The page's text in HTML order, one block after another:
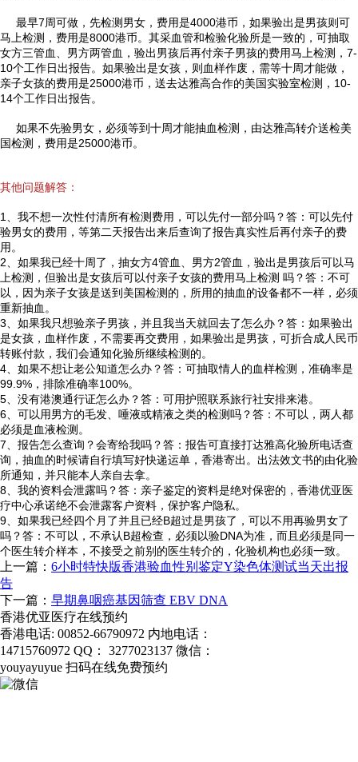
最早7周可做，先检测男女，费用是4000港币，如果验出是男孩则可
马上检测，费用是8000港币。其采血管和检验化验所是一致的，可抽取
女方三管血、男方两管血，验出男孩后再付亲子男孩的费用马上检测，7-
10个工作日出报告。如果验出是女孩，则血样作废，需等十周才能做，
亲子女孩的费用是25000港币，送去达雅高合作的美国实验室检测，10-
14个工作日出报告。
如果不先验男女，必须等到十周才能抽血检测，由达雅高转介送检美
国检测，费用是25000港币。
其他问题解答：
1、我不想一次性付清所有检测费用，可以先付一部分吗？答：可以先付
验男女的费用，等第二天报告出来后查询了报告真实性后再付亲子的费
用。
2、如果我已经十周了，抽女方4管血、男方2管血，验出是男孩后可以马
上检测，但验出是女孩后可以付亲子女孩的费用马上检测 吗？答：不可
以，因为亲子女孩是送到美国检测的，所用的抽血的设备都不一样，必须
重新抽血。
3、如果我只想验亲子男孩，并且我当天就回去了怎么办？答：如果验出
是女孩，血样作废，不需要再交费用，如果验出是男孩，可折合成人民币
转账付款，我们会通知化验所继续检测的。
4、如果不想让老公知道怎么办？答：可抽取情人的血样检测，准确率是
99.9%，排除准确率100%。
5、没有港澳通行证怎么办？答：可用护照联系旅行社安排来港。
6、可以用男方的毛发、唾液或精液之类的检测吗？答：不可以，两人都
必须是血液检测。
7、报告怎么查询？会寄给我吗？答：报告可直接打达雅高化验所电话查
询，抽血的时候请自行填写好快递运单，香港寄出。出法效文书的由化验
所通知，并只能本人亲自去拿。
8、我的资料会泄露吗？答：亲子鉴定的资料是绝对保密的，香港优亚医
疗中心承诺绝不会泄露客户资料，保护客户隐私。
9、如果我已经四个月了并且已经B超过是男孩了，可以不用再验男女了
吗？答：不可以，不承认B超检查，必须以验DNA为准，而且必须是同一
个医生转介样本，不接受之前别的医生转介的，化验机构也必须一致。
上一篇： 6小时特快版香港验血性别鉴定Y染色体测试当天出报
告
下一篇： 早期鼻咽癌基因筛查 EBV DNA
香港优亚医疗在线预约
香港电话: 00852-66790972 内地电话：
14715760972 QQ： 3277023137 微信：
youyayuyue 扫码在线免费预约